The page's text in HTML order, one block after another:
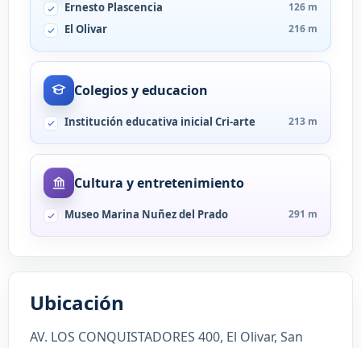
Ernesto Plascencia 126 m
El Olivar 216 m
Colegios y educacion
Institución educativa inicial Cri-arte 213 m
Cultura y entretenimiento
Museo Marina Nuñez del Prado 291 m
Ubicación
AV. LOS CONQUISTADORES 400, El Olivar, San